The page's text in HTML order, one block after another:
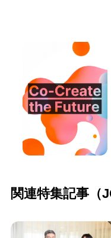
関連特集記事（